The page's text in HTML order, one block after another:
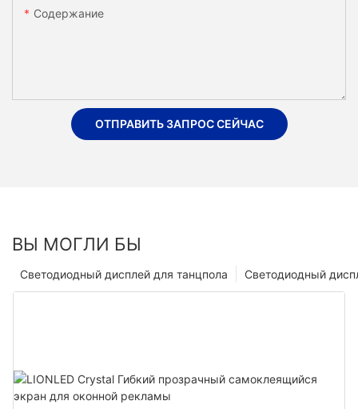
Содержание
ОТПРАВИТЬ ЗАПРОС СЕЙЧАС
ВЫ МОГЛИ БЫ
Светодиодный
Светодиодный дисплей для танцпола